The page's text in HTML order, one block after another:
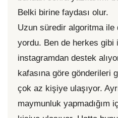
Belki birine faydası olur.
Uzun süredir algoritma ile
yordu. Ben de herkes gibi
instagramdan destek
kafasına göre gönderileri
çok az kişiye ulaşıyor.
maymunluk yapmadığım